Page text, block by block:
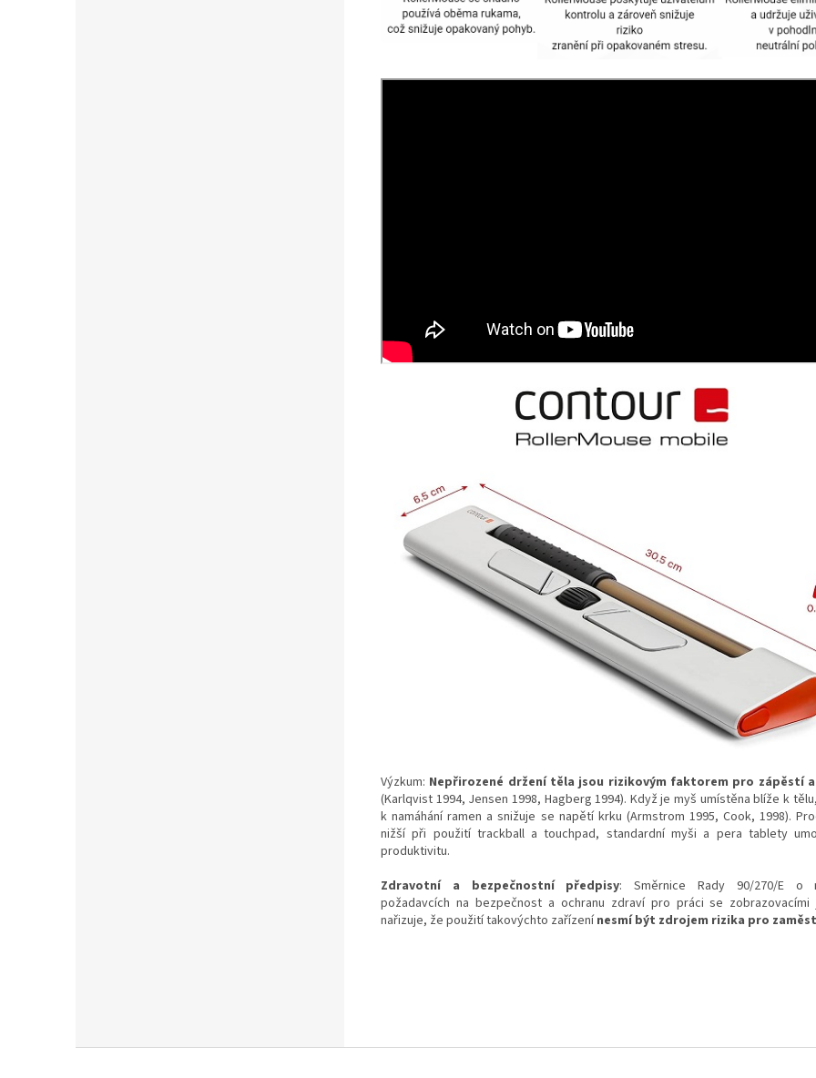
Výzkum: Nepřirozené držení těla jsou rizikovým faktorem pro zápěstí
(Karlqvist 1994, Jensen 1998, Hagberg 1994). Když je myš umístěna blíže k
k namáhání ramen a snižuje se napětí krku (Armstrom 1995, Cook, 1998).
nižší při použití trackball a touchpad, standardní myši a pera tablety
produktivitu.
Zdravotní a bezpečnostní předpisy: Směrnice Rady 90/270/E o
požadavcích na bezpečnost a ochranu zdraví pro práci se zobrazovacími
nařizuje, že použití takovýchto zařízenínesmí být zdrojem rizika pro